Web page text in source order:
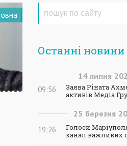
Останні новини
14 липня
09:56
Заява Ріната
активів Медіа
25 березня
19:26
Голоси
канал важливих